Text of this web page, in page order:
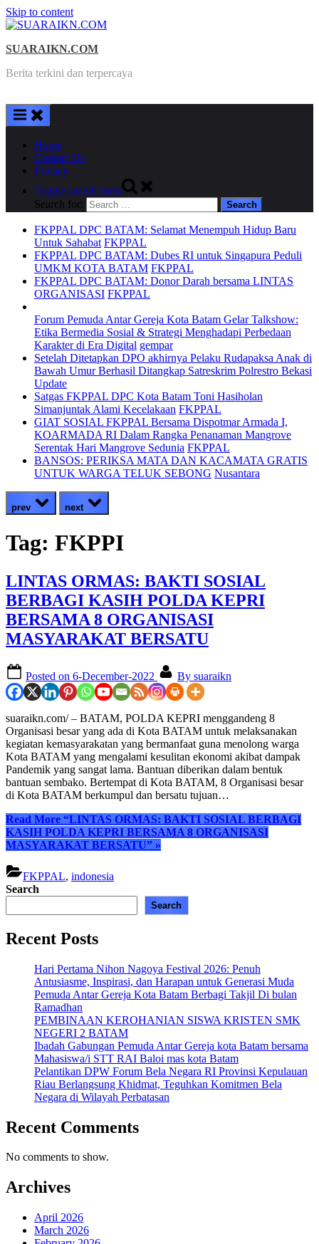
Skip to content
SUARAIKN.COM
Berita terkini dan terpercaya
Home
Contact Us
Privacy
Toggle search form
Search for:
FKPPAL DPC BATAM: Selamat Menempuh Hidup Baru
Untuk Sahabat FKPPAL
FKPPAL DPC BATAM: Dubes RI untuk Singapura Peduli
UMKM KOTA BATAM FKPPAL
FKPPAL DPC BATAM: Donor Darah bersama LINTAS
ORGANISASI FKPPAL
Forum Pemuda Antar Gereja Kota Batam Gelar Talkshow:
Etika Bermedia Sosial & Strategi Menghadapi Perbedaan
Karakter di Era Digital gempar
Setelah Ditetapkan DPO akhirnya Pelaku Rudapaksa Anak di
Bawah Umur Berhasil Ditangkap Satreskrim Polrestro Bekasi
Update
Satgas FKPPAL DPC Kota Batam Toni Hasiholan
Simanjuntak Alami Kecelakaan FKPPAL
GIAT SOSIAL FKPPAL Bersama Dispotmar Armada I,
KOARMADA RI Dalam Rangka Penanaman Mangrove
Serentak Hari Mangrove Sedunia FKPPAL
BANSOS: PERIKSA MATA DAN KACAMATA GRATIS
UNTUK WARGA TELUK SEBONG Nusantara
prev next
Tag: FKPPI
LINTAS ORMAS: BAKTI SOSIAL
BERBAGI KASIH POLDA KEPRI
BERSAMA 8 ORGANISASI
MASYARAKAT BERSATU
Posted on 6-December-2022 By suaraikn
suaraikn.com/ – BATAM, POLDA KEPRI menggandeng 8
Organisasi besar yang ada di Kota BATAM untuk melaksanakan
kegiatan kemasyarakatan yang bermanfaat guna menolong warga
Kota BATAM yang mengalami kesulitan ekonomi akibat dampak
Pandemik yang sangat lama. Bantuan diberikan dalam bentuk
bantuan sembako. Bertempat di Kota BATAM, 8 Organisasi besar
di Kota BATAM berkumpul dan bersatu tujuan…
Read More “LINTAS ORMAS: BAKTI SOSIAL BERBAGI
KASIH POLDA KEPRI BERSAMA 8 ORGANISASI
MASYARAKAT BERSATU” »
FKPPAL, indonesia
Search
Search
Recent Posts
Hari Pertama Nihon Nagoya Festival 2026: Penuh
Antusiasme, Inspirasi, dan Harapan untuk Generasi Muda
Pemuda Antar Gereja Kota Batam Berbagi Takjil Di bulan
Ramadhan
PEMBINAAN KEROHANIAN SISWA KRISTEN SMK
NEGERI 2 BATAM
Ibadah Gabungan Pemuda Antar Gereja kota Batam bersama
Mahasiswa/i STT RAI Baloi mas kota Batam
Pelantikan DPW Forum Bela Negara RI Provinsi Kepulauan
Riau Berlangsung Khidmat, Teguhkan Komitmen Bela
Negara di Wilayah Perbatasan
Recent Comments
No comments to show.
Archives
April 2026
March 2026